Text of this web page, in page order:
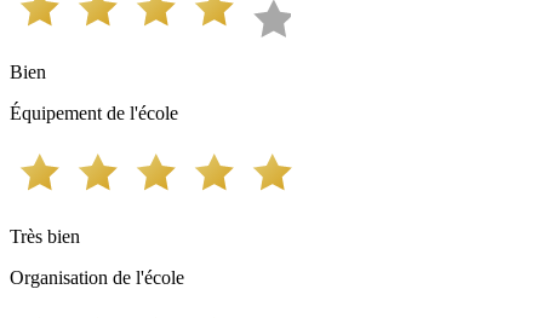
Bien
Équipement de l'école
Très bien
Organisation de l'école